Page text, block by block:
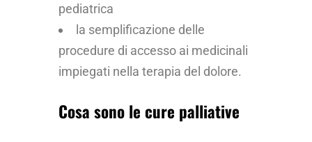
pediatrica
la semplificazione delle
procedure di accesso ai medicinali
impiegati nella terapia del dolore.
Cosa sono le cure palliative